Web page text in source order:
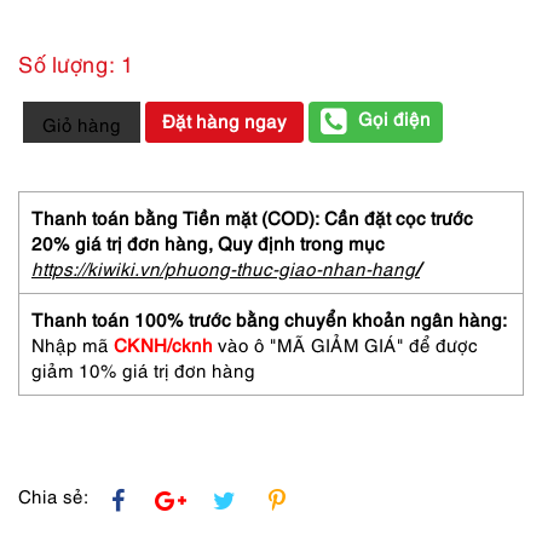
Số lượng: 1
3812-
Túi
chéo
nhỏ
đính
cườm-
Beading
evening
small
crossbody
bag
Giỏ hàng Đặt hàng ngay Gọi điện
Thanh toán bằng Tiền mặt (COD): Cần đặt cọc trước
20% giá trị đơn hàng, Quy định trong mục
https://kiwiki.vn/phuong-thuc-giao-nhan-hang/
Thanh toán 100% trước bằng chuyển khoản ngân hàng:
Nhập mã CKNH/cknh vào ô "MÃ GIẢM GIÁ" để được
giảm 10% giá trị đơn hàng
Chia sẻ: